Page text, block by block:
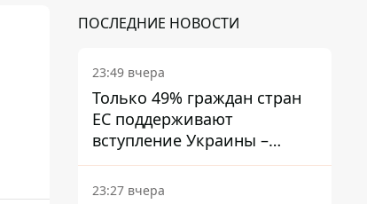
ПОСЛЕДНИЕ НОВОСТИ
23:49 вчера
Только 49% граждан стран
ЕС поддерживают
вступление Украины –
результаты опроса
23:27 вчера